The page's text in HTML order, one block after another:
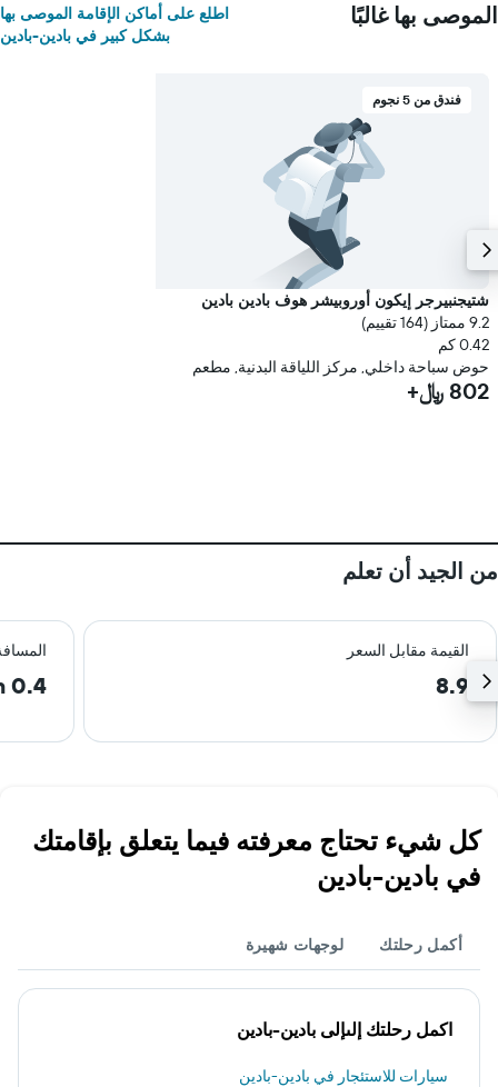
الموصى بها غالبًا
اطلع على أماكن الإقامة الموصى بها
بشكل كبير في بادين-بادين
فندق من 5 نجوم
شتيجنبيرجر إيكون أوروبيشر هوف بادين بادين
9.2 ممتاز (164 تقييم)
0.42 كم
حوض سباحة داخلي, مركز اللياقة البدنية, مطعم
802 ﷼+
من الجيد أن تعلم
القيمة مقابل السعر
8.9
0.4 km
كل شيء تحتاج معرفته فيما يتعلق بإقامتك
في بادين-بادين
أكمل رحلتك لوجهات شهيرة
اكمل رحلتك إلىإلى بادين-بادين
سيارات للاستئجار في بادين-بادين